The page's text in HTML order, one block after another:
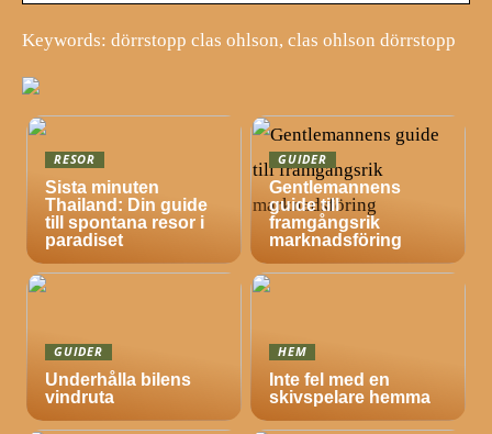
Keywords: dörrstopp clas ohlson, clas ohlson dörrstopp
RESOR
Sista minuten
Thailand: Din guide
till spontana resor i
paradiset
GUIDER
Gentlemannens
guide till
framgångsrik
marknadsföring
GUIDER
Underhålla bilens
vindruta
HEM
Inte fel med en
skivspelare hemma